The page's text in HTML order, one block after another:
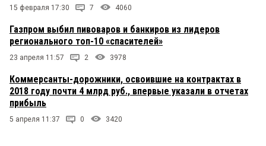
15 февраля 17:30 7 4060
Газпром выбил пивоваров и банкиров из лидеров
регионального топ-10 «спасителей»
23 апреля 11:57 2 3978
Коммерсанты-дорожники, освоившие на контрактах в
2018 году почти 4 млрд руб., впервые указали в отчетах
прибыль
5 апреля 11:37 0 3420